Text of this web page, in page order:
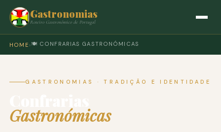
Gastronomias
Roteiro Gastronómico de Portugal
HOME › 🍽️ CONFRARIAS GASTRONÓMICAS
GASTRONOMIAS · TRADIÇÃO E IDENTIDADE
Gastronómicas